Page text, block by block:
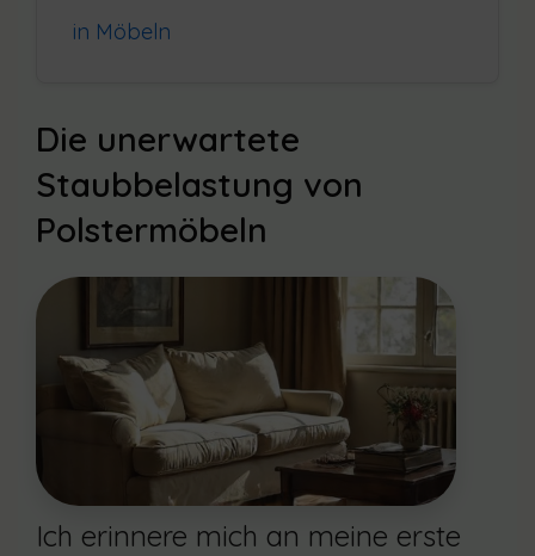
in Möbeln
Die unerwartete
Staubbelastung von
Polstermöbeln
Ich erinnere mich an meine erste